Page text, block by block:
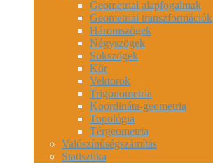
Geometriai alapfogalmak
Geometriai transzformációk
Háromszögek
Négyszögek
Sokszögek
Kör
Vektorok
Trigonometria
Koordináta-geometria
Topológia
Térgeometria
Valószínűségszámítás
Statisztika